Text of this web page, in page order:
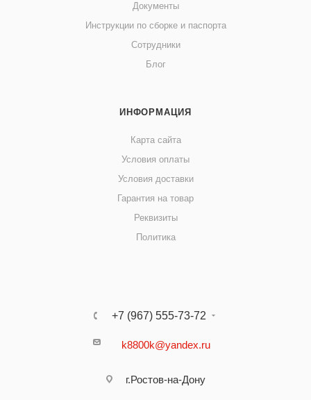
Документы
Инструкции по сборке и паспорта
Сотрудники
Блог
ИНФОРМАЦИЯ
Карта сайта
Условия оплаты
Условия доставки
Гарантия на товар
Реквизиты
Политика
+7 (967) 555-73-72
k8800k@yandex.ru
г.Ростов-на-Дону